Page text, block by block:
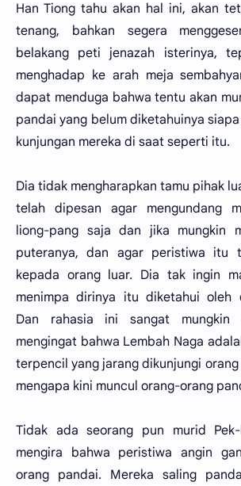
Han Tiong tahu akan hal ini, akan
tenang, bahkan segera
belakang peti jenazah isterinya,
menghadap ke arah meja
dapat menduga bahwa tentu akan
pandai yang belum diketahuinya
kunjungan mereka di saat seperti itu.
Dia tidak mengharapkan tamu pihak
telah dipesan agar mengundang
liong-pang saja dan jika mungkin
puteranya, dan agar peristiwa itu
kepada orang luar. Dia tak ingin
menimpa dirinya itu diketahui oleh
Dan rahasia ini sangat mungkin
mengingat bahwa Lembah Naga
terpencil yang jarang dikunjungi
mengapa kini muncul orang-orang
Tidak ada seorang pun murid
mengira bahwa peristiwa angin
orang pandai. Mereka saling